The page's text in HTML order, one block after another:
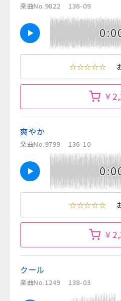
楽曲No.9822 136-09
☆☆☆☆☆
￥
爽やか
楽曲No.9799 136-10
☆☆☆☆☆
￥
クール
楽曲No.1249 138-03